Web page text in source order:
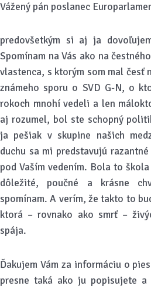
Vážený pán poslanec
predovšetkým si aj ja
Spomínam na Vás ako na
vlastenca, s ktorým som mal česť
známeho sporu o SVD G-N, o
rokoch mnohí vedeli a len
aj rozumel, bol ste schopný
ja pešiak v skupine našich
duchu sa mi predstavujú
pod Vaším vedením. Bola to
dôležité, poučné a krásne
spomínam. A verím, že takto to
ktorá – rovnako ako smrť –
spája.
Ďakujem Vám za informáciu o
presne taká ako ju popisujete